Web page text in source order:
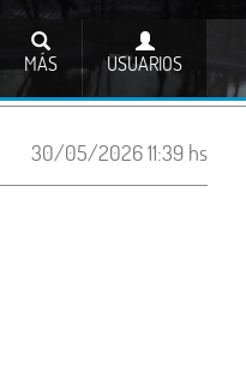
USUARIOS
MÁS
30/05/2026 11:39 hs